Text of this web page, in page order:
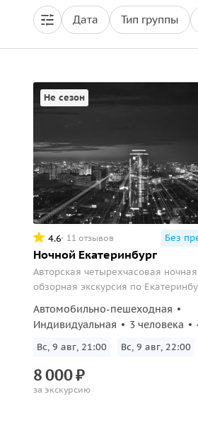
Дата Тип группы
Не сезон
4.6 11 отзывов Без
Ночной Екатеринбург
Авторская четырехчасовая ночная
обзорная экскурсия по
Автомобильно-пешеходная
Индивидуальная
3 человека
Вс, 9 авг, 21:00 Вс, 9 авг, 22:00
8000₽
за экскурсию